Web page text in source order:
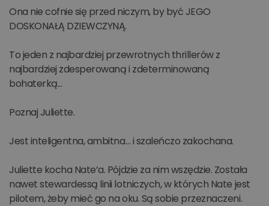
Ona nie cofnie się przed niczym, by być JEGO
DOSKONAŁĄ DZIEWCZYNĄ.
To jeden z najbardziej przewrotnych thrillerów z
najbardziej zdesperowaną i zdeterminowaną
bohaterką...
Poznaj Juliette.
Jest inteligentna, ambitna… i szaleńczo zakochana.
Juliette kocha Nate’a. Pójdzie za nim wszędzie. Została
nawet stewardessą linii lotniczych, w których Nate jest
pilotem, żeby mieć go na oku. Są sobie przeznaczeni.